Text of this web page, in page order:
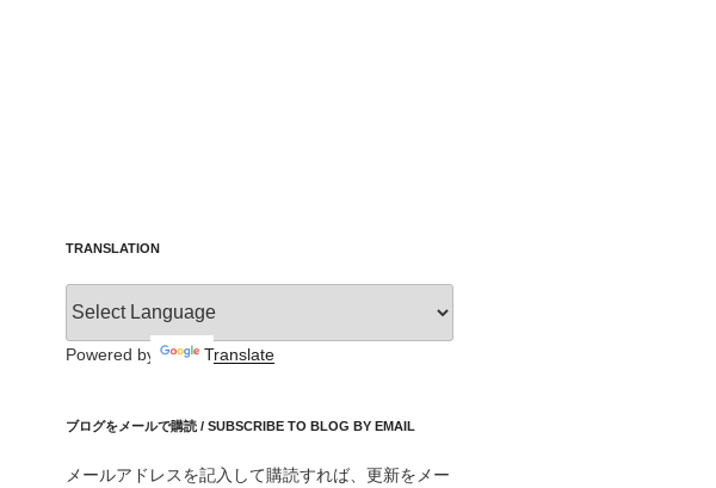
TRANSLATION
Powered by Translate
ブログをメールで購読 / SUBSCRIBE TO BLOG BY EMAIL
メールアドレスを記入して購読すれば、更新をメー